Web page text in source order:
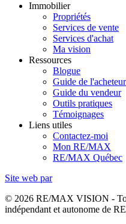
Immobilier
Propriétés
Services de vente
Services d'achat
Ma vision
Ressources
Blogue
Guide de l'acheteur
Guide du vendeur
Outils pratiques
Témoignages
Liens utiles
Contactez-moi
Mon RE/MAX
RE/MAX Québec
Site web par
© 2026 RE/MAX VISION -
indépendant et autonome de